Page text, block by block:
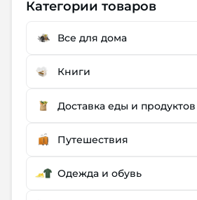
Категории товаров
Все для дома
Книги
Доставка еды и продуктов
Путешествия
Одежда и обувь